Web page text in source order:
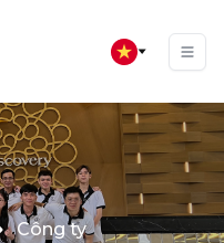
Công ty